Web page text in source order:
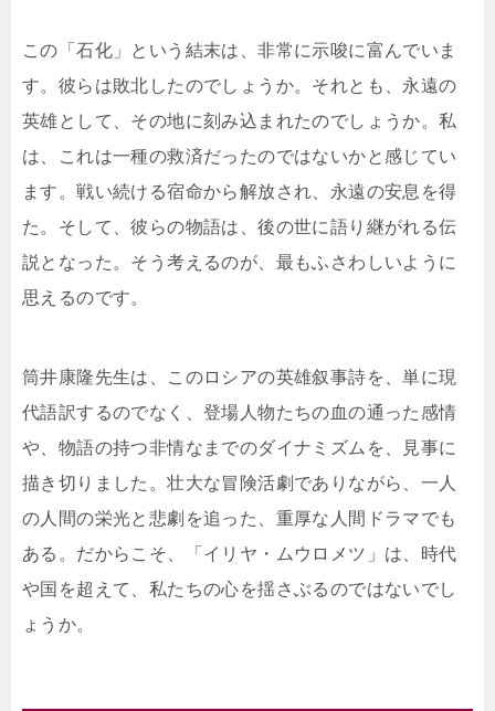
この「石化」という結末は、非常に示唆に富んでいま
す。彼らは敗北したのでしょうか。それとも、永遠の
英雄として、その地に刻み込まれたのでしょうか。私
は、これは一種の救済だったのではないかと感じてい
ます。戦い続ける宿命から解放され、永遠の安息を得
た。そして、彼らの物語は、後の世に語り継がれる伝
説となった。そう考えるのが、最もふさわしいように
思えるのです。
筒井康隆先生は、このロシアの英雄叙事詩を、単に現
代語訳するのでなく、登場人物たちの血の通った感情
や、物語の持つ非情なまでのダイナミズムを、見事に
描き切りました。壮大な冒険活劇でありながら、一人
の人間の栄光と悲劇を追った、重厚な人間ドラマでも
ある。だからこそ、「イリヤ・ムウロメツ」は、時代
や国を超えて、私たちの心を揺さぶるのではないでし
ょうか。